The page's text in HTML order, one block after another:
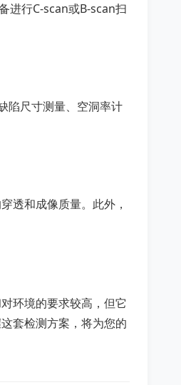
进行C-scan或B-scan扫
陷尺寸测量、空洞率计
透和成像质量。此外，
环境的要求较高，但它
套检测方案，将为您的